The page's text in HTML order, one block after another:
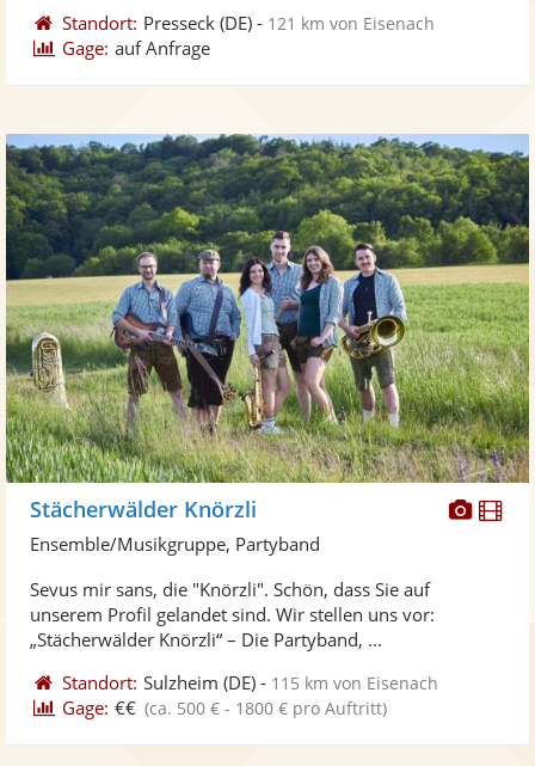
Standort: Presseck (DE) - 121 km von Eisenach
Gage: auf Anfrage
Stächerwälder Knörzli
Ensemble/Musikgruppe, Partyband
Sevus mir sans, die "Knörzli". Schön, dass Sie auf
unserem Profil gelandet sind. Wir stellen uns vor:
„Stächerwälder Knörzli“ – Die Partyband, ...
Standort: Sulzheim (DE) - 115 km von Eisenach
Gage: €€ (ca. 500 € - 1800 € pro Auftritt)